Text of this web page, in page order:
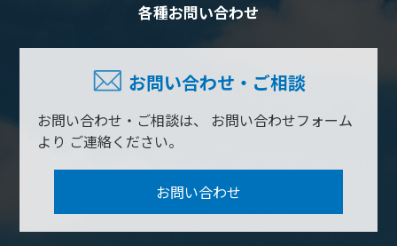
各種お問い合わせ
お問い合わせ・ご相談
お問い合わせ・ご相談は、
お問い合わせフォーム
より ご連絡ください。
お問い合わせ